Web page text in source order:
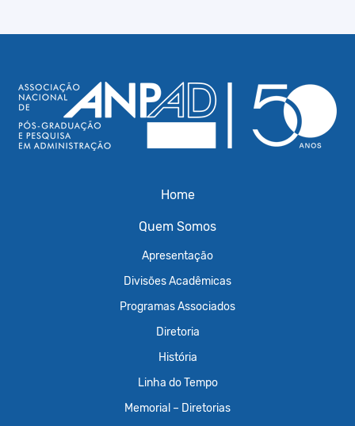
Home
Quem Somos
Apresentação
Divisões Acadêmicas
Programas Associados
Diretoria
História
Linha do Tempo
Memorial – Diretorias